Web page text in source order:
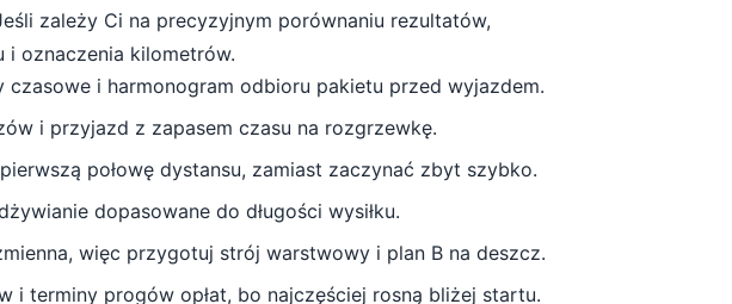
zależy Ci na precyzyjnym porównaniu rezultatów,
i oznaczenia kilometrów.
czasowe i harmonogram odbioru pakietu przed wyjazdem.
i przyjazd z zapasem czasu na rozgrzewkę.
połowę dystansu, zamiast zaczynać zbyt szybko.
dopasowane do długości wysiłku.
więc przygotuj strój warstwowy i plan B na deszcz.
i terminy progów opłat, bo najczęściej rosną bliżej startu.